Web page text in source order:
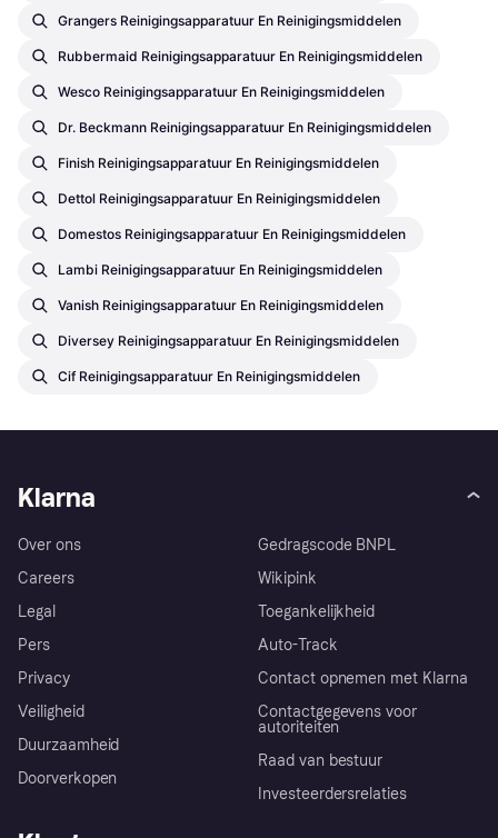
Grangers Reinigingsapparatuur En Reinigingsmiddelen
Rubbermaid Reinigingsapparatuur En Reinigingsmiddelen
Wesco Reinigingsapparatuur En Reinigingsmiddelen
Dr. Beckmann Reinigingsapparatuur En Reinigingsmiddelen
Finish Reinigingsapparatuur En Reinigingsmiddelen
Dettol Reinigingsapparatuur En Reinigingsmiddelen
Domestos Reinigingsapparatuur En Reinigingsmiddelen
Lambi Reinigingsapparatuur En Reinigingsmiddelen
Vanish Reinigingsapparatuur En Reinigingsmiddelen
Diversey Reinigingsapparatuur En Reinigingsmiddelen
Cif Reinigingsapparatuur En Reinigingsmiddelen
Klarna
Over ons
Careers
Legal
Pers
Privacy
Veiligheid
Duurzaamheid
Doorverkopen
Gedragscode BNPL
Wikipink
Toegankelijkheid
Auto-Track
Contact opnemen met Klarna
Contactgegevens voor
autoriteiten
Raad van bestuur
Investeerdersrelaties